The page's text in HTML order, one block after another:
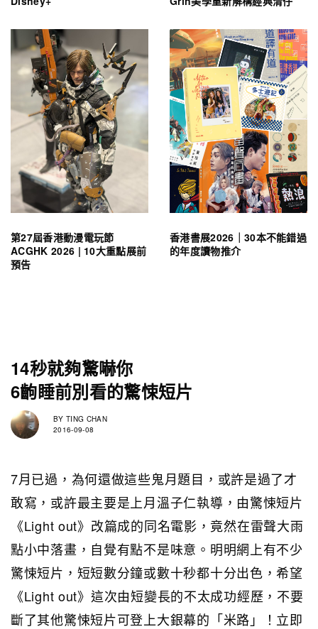
第27屆香港動漫電玩節
ACGHK 2026 | 10大重點展前
預告
香港書展2026｜30本不能錯過
的年度讀物推介
14秒就夠驚嚇你
6齣睡前別看的驚悚短片
BY TING CHAN
2016-09-08
7月已過，為何還做這些鬼月題目，或許是過了才
敢寫，或許最主要是上月溫子仁執導，由驚悚短片
《Light out》改篇成的同名電影，竟然在雷聲大雨
點小中落畫，自覺有點不是味意。明明網上有不少
驚悚短片，短短數分鐘或數十秒都十分出色，希望
《Light out》這次由短變長的不太成功經歷，不要
斷了其他驚悚短片可登上大銀幕的「米路」！立即